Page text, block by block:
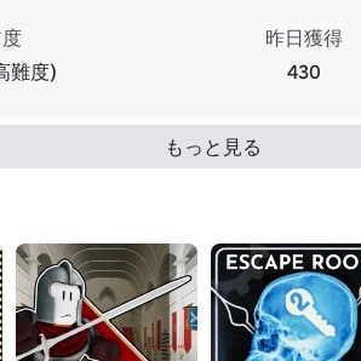
難度)
昨日獲得
430
もっと見る